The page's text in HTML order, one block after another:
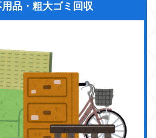
品・粗大ゴミ回収